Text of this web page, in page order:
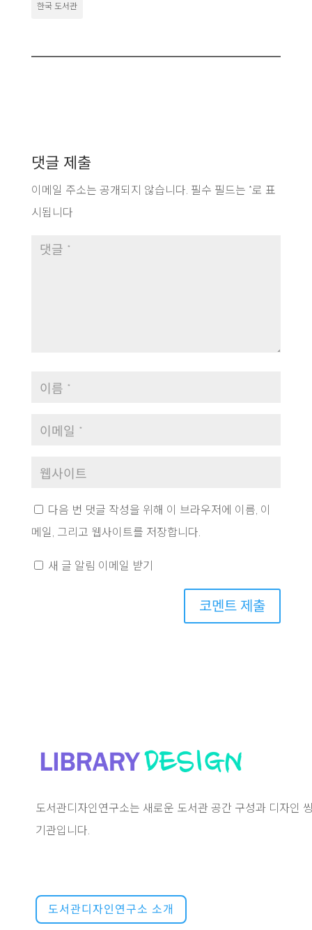
한국 도서관
댓글 제출
이메일 주소는 공개되지 않습니다. 필수 필드는 *로 표
시됩니다
다음 번 댓글 작성을 위해 이 브라우저에 이름, 이
메일, 그리고 웹사이트를 저장합니다.
새 글 알림 이메일 받기
코멘트 제출
도서관디자인연구소는 새로운 도서관 공간 구성과 디자인
기관입니다.
도서관디자인연구소 소개